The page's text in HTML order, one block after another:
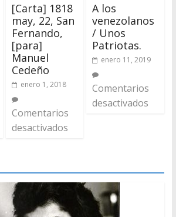
[Carta] 1818
may, 22, San
Fernando,
[para]
Manuel
Cedeño
enero 1, 2018
Comentarios
desactivados
A los
venezolanos
/ Unos
Patriotas.
enero 11, 2019
Comentarios
desactivados